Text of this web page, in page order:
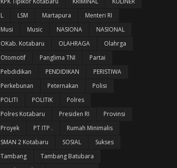
L
LSM Martapura
Menteri RI
Musi
Music NASIONA
NASIONAL
OKab. Kotabaru
OLAHRAGA
Olahrga
Otomotif
Panglima TNI
Partai
Pebdidikan
PENDIDIKAN
PERISTIWA
Perkebunan
Peternakan
Polisi
POLITI
POLITIK
Polres
Polres Kotabaru
Presiden RI
Provinsi
Proyek
PT ITP .
Rumah Minimalis
SMAN 2 Kotabaru
SOSIAL
Sukses
Tambang
Tambang Batubara